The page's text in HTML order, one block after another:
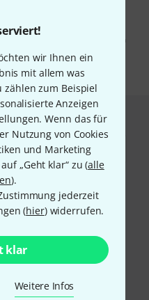
wir Ihnen ein
mit allem was
zählen zum Beispiel
Anzeigen
Wenn das für
Nutzung von Cookies
und Marketing
„Geht klar“ zu (alle
).
jederzeit
(hier) widerrufen.
klar
Weitere Infos
Nutzungsverhaltens zu. Die
Informationen finden Sie in
per Nachnahme,